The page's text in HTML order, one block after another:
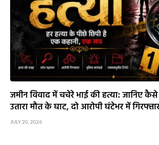
जमीन विवाद में चचेरे भाई की हत्या: जानिए
उतारा मौत के घाट, दो आरोपी घंटेभर में
JULY 20, 2026